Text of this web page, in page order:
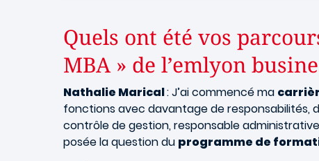
Quels ont été vos
MBA » de l’emlyon
Nathalie Marical: J’ai commencé ma
fonctions avec davantage de responsabilités,
contrôle de gestion, responsable
posée la question du programme de